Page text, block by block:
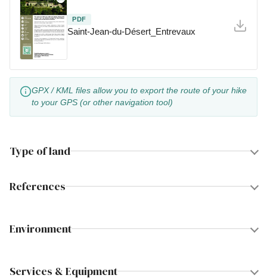
PDF
Saint-Jean-du-Désert_Entrevaux
GPX / KML files allow you to export the route of your hike
to your GPS (or other navigation tool)
Type of land
References
Environment
Services & Equipment